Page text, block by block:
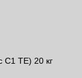
С1 TE) 20 кг